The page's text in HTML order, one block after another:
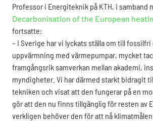
Professor i Energiteknik på KTH, i samband
Decarbonisation of the European
fortsatte:
– I Sverige har vi lyckats ställa om till
uppvärmning med värmepumpar, mycket
framgångsrik samverkan mellan akademi,
myndigheter. Vi har därmed starkt bidragit
tekniken och visat att den fungerar på en
gör att den nu finns tillgänglig för resten av
verkligen behöver den för att nå